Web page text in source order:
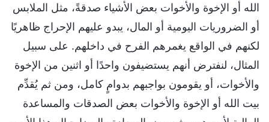
الله أو الإخوة والأخوات بعض الأشياء صدقةً، مثل الملابس
أو الضروريات اليومية أو المال، يبدو عليهم الإحراج ظاهريًا
لكنهم في الواقع يغمرهم الفرح في داخلهم. على سبيل
المثال، لنفترض أنهم يستضيفون واحدًا أو اثنين من الإخوة
والأخوات، أو يقومون بواجبهم بدوامٍ كامل، ومن ثم يُقدِّم
بيت الله أو الإخوة والأخوات بعض الصدقات والمساعدة